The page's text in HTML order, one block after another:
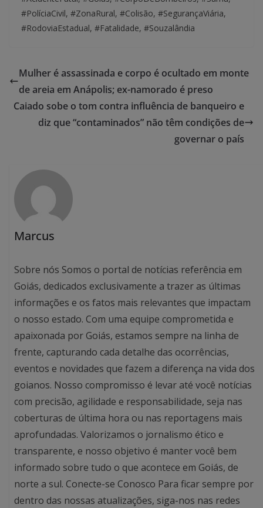
#PolíciaCivil, #ZonaRural, #Colisão, #SegurançaViária,
#RodoviaEstadual, #Fatalidade, #Souzalândia
Mulher é assassinada e corpo é ocultado em monte
de areia em Anápolis; ex-namorado é preso
Caiado sobe o tom contra influência de banqueiro e
diz que “contaminados” não têm condições de
governar o país
Marcus
Sobre nós Somos o portal de notícias referência em
Goiás, dedicados exclusivamente a trazer as últimas
informações e os fatos mais relevantes que impactam
o nosso estado. Com uma equipe comprometida e
apaixonada por Goiás, estamos sempre na linha de
frente, capturando cada detalhe das ocorrências,
eventos e novidades que fazem a diferença na vida dos
goianos. Nosso compromisso é levar até você notícias
com precisão, agilidade e responsabilidade, seja nas
coberturas de última hora ou nas reportagens mais
aprofundadas. Valorizamos o jornalismo ético e
transparente, e nosso objetivo é manter você bem
informado sobre tudo o que acontece em Goiás, de
norte a sul. Conecte-se Conosco Para ficar sempre por
dentro das nossas atualizações, siga-nos nas redes